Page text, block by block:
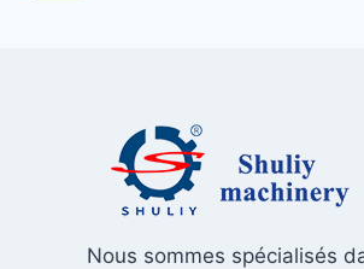
POUR
LES
CLIENTS
EN
Nous sommes spécialisés